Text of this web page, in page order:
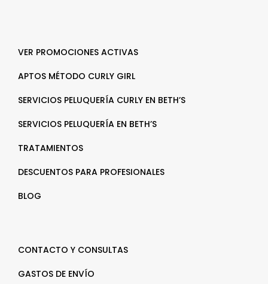
VER PROMOCIONES ACTIVAS
APTOS MÉTODO CURLY GIRL
SERVICIOS PELUQUERÍA CURLY EN BETH’S
SERVICIOS PELUQUERÍA EN BETH’S
TRATAMIENTOS
DESCUENTOS PARA PROFESIONALES
BLOG
CONTACTO Y CONSULTAS
GASTOS DE ENVÍO